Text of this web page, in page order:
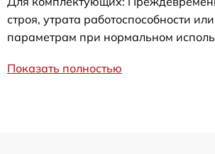
строя, утрата работоспособности
параметрам при нормальном
Показать полностью